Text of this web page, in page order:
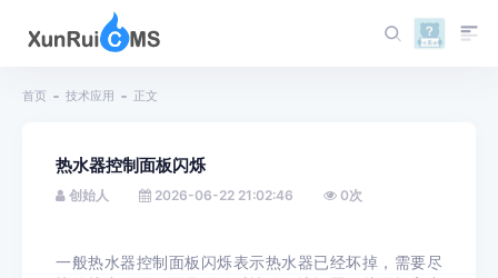
首页 技术应用 正文
热水器控制面板闪烁
创始人 2026-06-22 21:02:46 0次
一般热水器控制面板闪烁表示热水器已经坏掉，需要尽